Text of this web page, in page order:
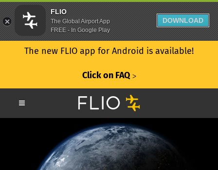
The new FLIO app for Android is available!
Click on FAQ ᐳ
FLIO
The Global Airport App
FREE - In Google Play
DOWNLOAD